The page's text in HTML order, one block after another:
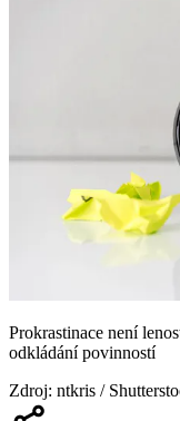
Prokrastinace není
odkládání povinností
Zdroj: ntkris /